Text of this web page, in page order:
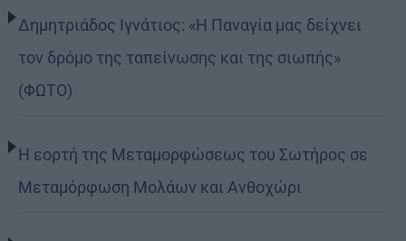
Δημητριάδος Ιγνάτιος: «Η Παναγία μας δείχνει
τον δρόμο της ταπείνωσης και της σιωπής»
(ΦΩΤΟ)
Η εορτή της Μεταμορφώσεως του Σωτήρος σε
Μεταμόρφωση Μολάων και Ανθοχώρι